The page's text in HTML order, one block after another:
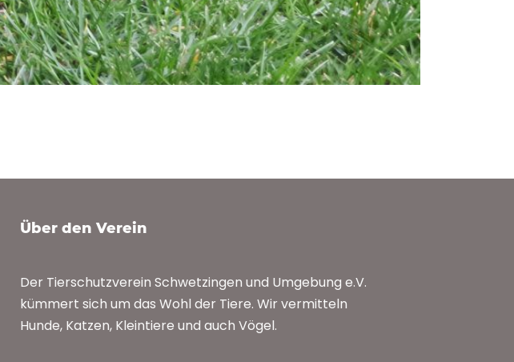
Über den Verein
Der Tierschutzverein Schwetzingen und Umgebung e.V.
kümmert sich um das Wohl der Tiere. Wir vermitteln
Hunde, Katzen, Kleintiere und auch Vögel.